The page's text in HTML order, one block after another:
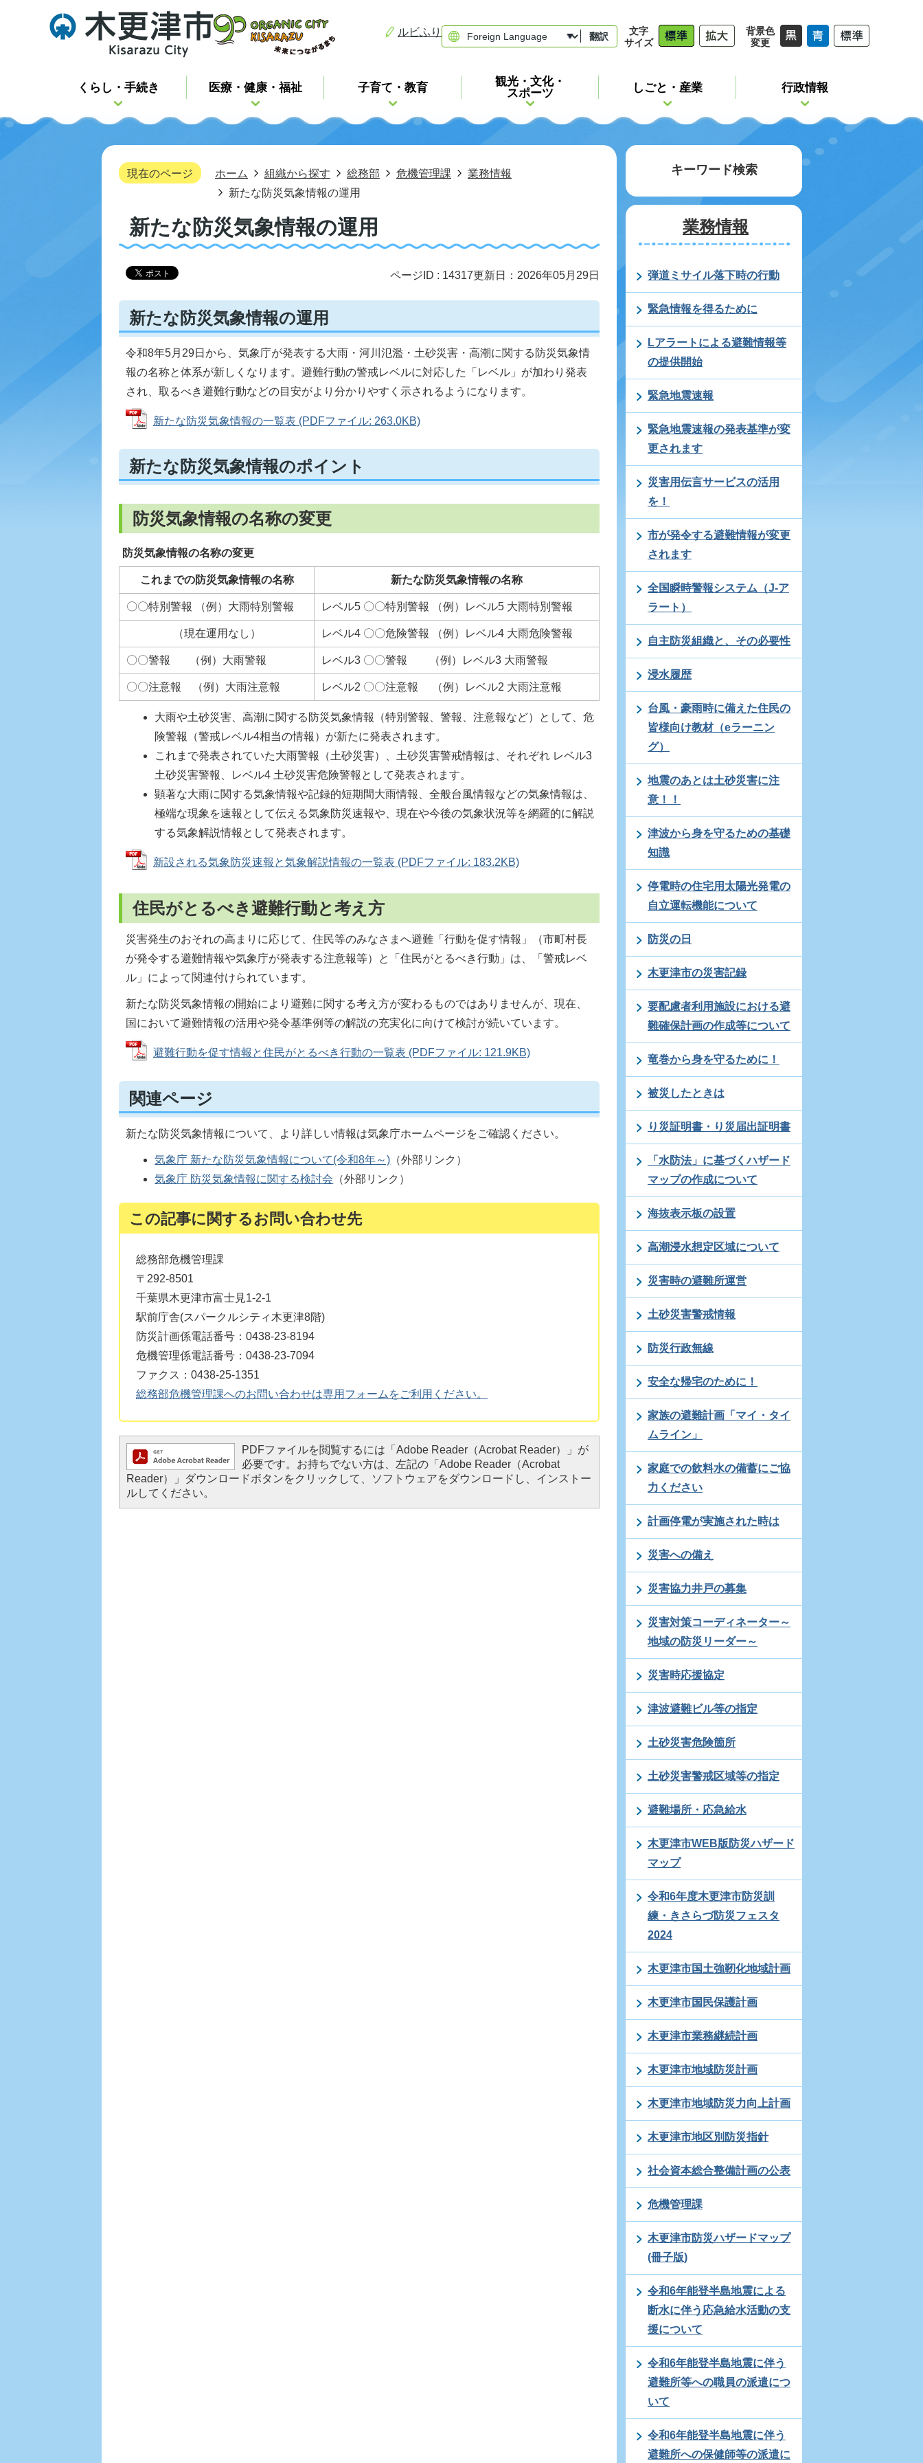
ルビふり 翻訳
文字
サイズ
背景色
変更
くらし・手続き 医療・健康・福祉 子育て・教育
観光・文化・
スポーツ
しごと・産業 行政情報
現在のページ ホーム 組織から探す 総務部 危機管理課
業務情報
新たな防災気象情報の運用
新たな防災気象情報の運用
ページID : 14317更新日：2026年05月29日
新たな防災気象情報の運用
令和8年5月29日から、気象庁が発表する大雨・河川氾濫・土砂災害・高潮に関する防災気象情
報の名称と体系が新しくなります。避難行動の警戒レベルに対応した「レベル」が加わり発表
され、取るべき避難行動などの目安がより分かりやすく示されるようになります。
新たな防災気象情報の一覧表 (PDFファイル: 263.0KB)
新たな防災気象情報のポイント
防災気象情報の名称の変更
防災気象情報の名称の変更
これまでの防災気象情報の名称 新たな防災気象情報の名称
〇〇特別警報 （例）大雨特別警報 レベル5 〇〇特別警報 （例）レベル5 大雨特別警報
（現在運用なし） レベル4 〇〇危険警報 （例）レベル4 大雨危険警報
〇〇警報 （例）大雨警報 レベル3 〇〇警報 （例）レベル3 大雨警報
〇〇注意報 （例）大雨注意報 レベル2 〇〇注意報 （例）レベル2 大雨注意報
大雨や土砂災害、高潮に関する防災気象情報（特別警報、警報、注意報など）として、危
険警報（警戒レベル4相当の情報）が新たに発表されます。
これまで発表されていた大雨警報（土砂災害）、土砂災害警戒情報は、それぞれ レベル3
土砂災害警報、レベル4 土砂災害危険警報として発表されます。
顕著な大雨に関する気象情報や記録的短期間大雨情報、全般台風情報などの気象情報は、
極端な現象を速報として伝える気象防災速報や、現在や今後の気象状況等を網羅的に解説
する気象解説情報として発表されます。
新設される気象防災速報と気象解説情報の一覧表 (PDFファイル: 183.2KB)
住民がとるべき避難行動と考え方
災害発生のおそれの高まりに応じて、住民等のみなさまへ避難「行動を促す情報」（市町村長
が発令する避難情報や気象庁が発表する注意報等）と「住民がとるべき行動」は、「警戒レベ
ル」によって関連付けられています。
新たな防災気象情報の開始により避難に関する考え方が変わるものではありませんが、現在、
国において避難情報の活用や発令基準例等の解説の充実化に向けて検討が続いています。
避難行動を促す情報と住民がとるべき行動の一覧表 (PDFファイル: 121.9KB)
関連ページ
新たな防災気象情報について、より詳しい情報は気象庁ホームページをご確認ください。
気象庁 新たな防災気象情報について(令和8年～) （外部リンク）
気象庁 防災気象情報に関する検討会 （外部リンク）
この記事に関するお問い合わせ先
総務部危機管理課
〒292-8501
千葉県木更津市富士見1-2-1
駅前庁舎(スパークルシティ木更津8階)
防災計画係電話番号：0438-23-8194
危機管理係電話番号：0438-23-7094
ファクス：0438-25-1351
総務部危機管理課へのお問い合わせは専用フォームをご利用ください。
PDFファイルを閲覧するには「Adobe Reader（Acrobat Reader）」が
必要です。お持ちでない方は、左記の「Adobe Reader（Acrobat
Reader）」ダウンロードボタンをクリックして、ソフトウェアをダウンロードし、インストー
ルしてください。
キーワード検索
業務情報
弾道ミサイル落下時の行動
緊急情報を得るために
Lアラートによる避難情報等
の提供開始
緊急地震速報
緊急地震速報の発表基準が変
更されます
災害用伝言サービスの活用
を！
市が発令する避難情報が変更
されます
全国瞬時警報システム（J-ア
ラート）
自主防災組織と、その必要性
浸水履歴
台風・豪雨時に備えた住民の
皆様向け教材（eラーニン
グ）
地震のあとは土砂災害に注
意！！
津波から身を守るための基礎
知識
停電時の住宅用太陽光発電の
自立運転機能について
防災の日
木更津市の災害記録
要配慮者利用施設における避
難確保計画の作成等について
竜巻から身を守るために！
被災したときは
り災証明書・り災届出証明書
「水防法」に基づくハザード
マップの作成について
海抜表示板の設置
高潮浸水想定区域について
災害時の避難所運営
土砂災害警戒情報
防災行政無線
安全な帰宅のために！
家族の避難計画「マイ・タイ
ムライン」
家庭での飲料水の備蓄にご協
力ください
計画停電が実施された時は
災害への備え
災害協力井戸の募集
災害対策コーディネーター～
地域の防災リーダー～
災害時応援協定
津波避難ビル等の指定
土砂災害危険箇所
土砂災害警戒区域等の指定
避難場所・応急給水
木更津市WEB版防災ハザード
マップ
令和6年度木更津市防災訓
練・きさらづ防災フェスタ
2024
木更津市国土強靭化地域計画
木更津市国民保護計画
木更津市業務継続計画
木更津市地域防災計画
木更津市地域防災力向上計画
木更津市地区別防災指針
社会資本総合整備計画の公表
危機管理課
木更津市防災ハザードマップ
(冊子版)
令和6年能登半島地震による
断水に伴う応急給水活動の支
援について
令和6年能登半島地震に伴う
避難所等への職員の派遣につ
いて
令和6年能登半島地震に伴う
避難所への保健師等の派遣に